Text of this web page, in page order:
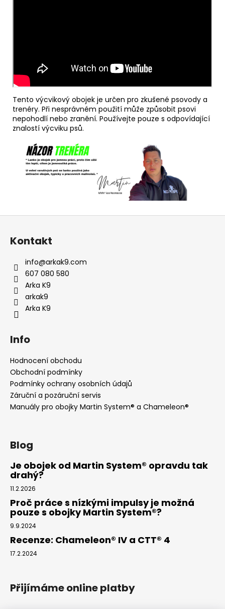
Tento výcvikový obojek je určen pro zkušené psovody a
trenéry. Při nesprávném použití může způsobit psovi
nepohodlí nebo zranění. Používejte pouze s odpovídající
znalostí výcviku psů.
Kontakt
info@arkak9.com
607 080 580
Arka K9
arkak9
Arka K9
Info
Hodnocení obchodu
Obchodní podmínky
Podmínky ochrany osobních údajů
Záruční a pozáruční servis
Manuály pro obojky Martin System® a Chameleon®
Blog
Je obojek od Martin System® opravdu tak
drahý?
11.2.2026
Proč práce s nízkými impulsy je možná
pouze s obojky Martin System®?
9.9.2024
Recenze: Chameleon® IV a CTT® 4
17.2.2024
Přijímáme online platby